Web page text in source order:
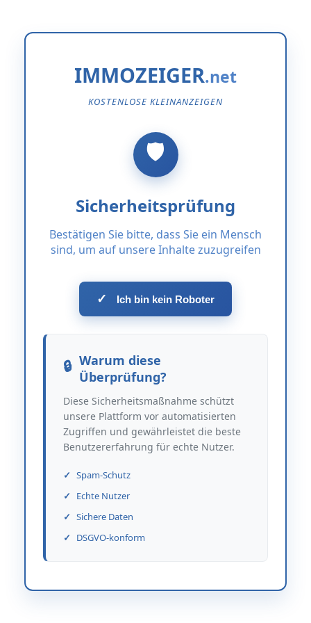
IMMOZEIGER
KOSTENLOSE KLEINANZEIGEN
Sicherheitsprüfung
Bestätigen Sie bitte, dass Sie ein Mensch
sind, um auf unsere Inhalte zuzugreifen
✓ Ich bin kein Roboter
Warum diese
Überprüfung?
Diese Sicherheitsmaßnahme schützt
unsere Plattform vor automatisierten
Zugriffen und gewährleistet die beste
Benutzererfahrung für echte Nutzer.
Spam-Schutz
Echte Nutzer
Sichere Daten
DSGVO-konform